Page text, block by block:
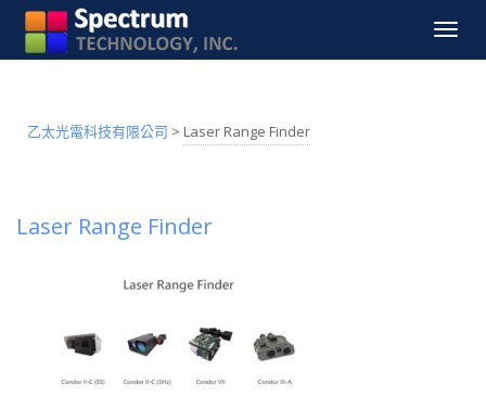
Toggle
乙太光電科技有限公司 > Laser Range Finder
Laser Range Finder